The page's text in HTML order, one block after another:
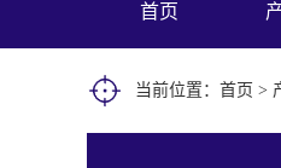
首页
当前位置： 首页 >